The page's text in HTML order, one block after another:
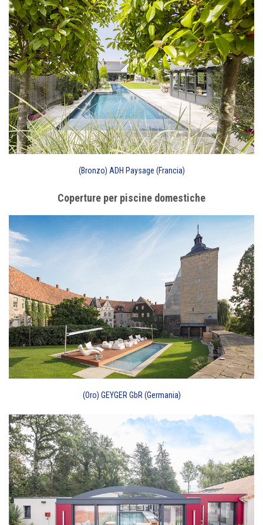
(Bronzo) ADH Paysage (Francia)
Coperture per piscine domestiche
(Oro) GEYGER GbR (Germania)